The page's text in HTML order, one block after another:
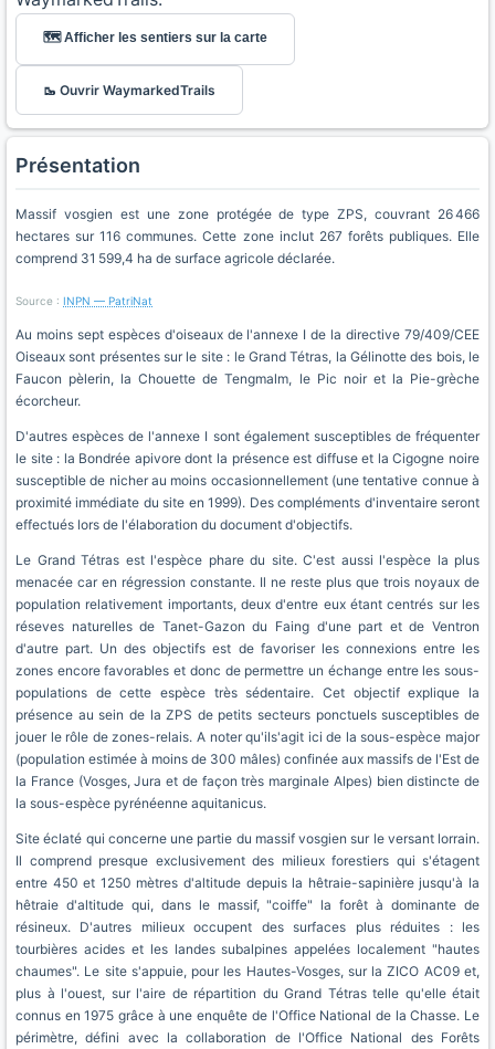
🗺️ Afficher les sentiers sur la carte
🥾 Ouvrir WaymarkedTrails
Présentation
Massif vosgien est une zone protégée de type ZPS, couvrant 26 466
hectares sur 116 communes. Cette zone inclut 267 forêts publiques. Elle
comprend 31 599,4 ha de surface agricole déclarée.
Source : INPN — PatriNat
Au moins sept espèces d'oiseaux de l'annexe I de la directive 79/409/CEE
Oiseaux sont présentes sur le site : le Grand Tétras, la Gélinotte des bois, le
Faucon pèlerin, la Chouette de Tengmalm, le Pic noir et la Pie-grèche
écorcheur.
D'autres espèces de l'annexe I sont également susceptibles de fréquenter
le site : la Bondrée apivore dont la présence est diffuse et la Cigogne noire
susceptible de nicher au moins occasionnellement (une tentative connue à
proximité immédiate du site en 1999). Des compléments d'inventaire seront
effectués lors de l'élaboration du document d'objectifs.
Le Grand Tétras est l'espèce phare du site. C'est aussi l'espèce la plus
menacée car en régression constante. Il ne reste plus que trois noyaux de
population relativement importants, deux d'entre eux étant centrés sur les
réseves naturelles de Tanet-Gazon du Faing d'une part et de Ventron
d'autre part. Un des objectifs est de favoriser les connexions entre les
zones encore favorables et donc de permettre un échange entre les sous-
populations de cette espèce très sédentaire. Cet objectif explique la
présence au sein de la ZPS de petits secteurs ponctuels susceptibles de
jouer le rôle de zones-relais. A noter qu'ils'agit ici de la sous-espèce major
(population estimée à moins de 300 mâles) confinée aux massifs de l'Est de
la France (Vosges, Jura et de façon très marginale Alpes) bien distincte de
la sous-espèce pyrénéenne aquitanicus.
Site éclaté qui concerne une partie du massif vosgien sur le versant lorrain.
Il comprend presque exclusivement des milieux forestiers qui s'étagent
entre 450 et 1250 mètres d'altitude depuis la hêtraie-sapinière jusqu'à la
hêtraie d'altitude qui, dans le massif, "coiffe" la forêt à dominante de
résineux. D'autres milieux occupent des surfaces plus réduites : les
tourbières acides et les landes subalpines appelées localement "hautes
chaumes". Le site s'appuie, pour les Hautes-Vosges, sur la ZICO AC09 et,
plus à l'ouest, sur l'aire de répartition du Grand Tétras telle qu'elle était
connus en 1975 grâce à une enquête de l'Office National de la Chasse. Le
périmètre, défini avec la collaboration de l'Office National des Forêts